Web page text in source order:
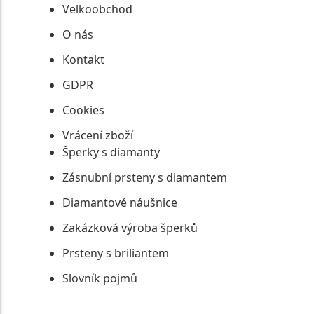
Velkoobchod
O nás
Kontakt
GDPR
Cookies
Vrácení zboží
Šperky s diamanty
Zásnubní prsteny s diamantem
Diamantové náušnice
Zakázková výroba šperků
Prsteny s briliantem
Slovník pojmů